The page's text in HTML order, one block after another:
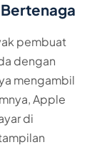
pembuat
dengan
mengambil
Apple
di